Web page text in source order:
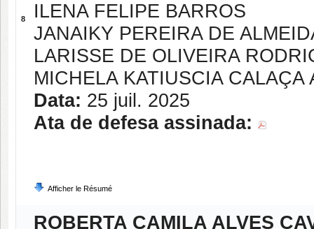
8
ILENA FELIPE BARROS
JANAIKY PEREIRA DE
LARISSE DE OLIVEIRA
MICHELA KATIUSCIA CALAÇA
Data: 25 juil. 2025
Ata de defesa assinada:
Afficher le Résumé
ROBERTA CAMILA ALVES